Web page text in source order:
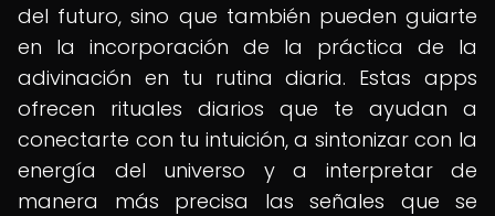
del futuro, sino que también pueden guiarte
en la incorporación de la práctica de la
adivinación en tu rutina diaria. Estas apps
ofrecen rituales diarios que te ayudan a
conectarte con tu intuición, a sintonizar con la
energía del universo y a interpretar de
manera más precisa las señales que se